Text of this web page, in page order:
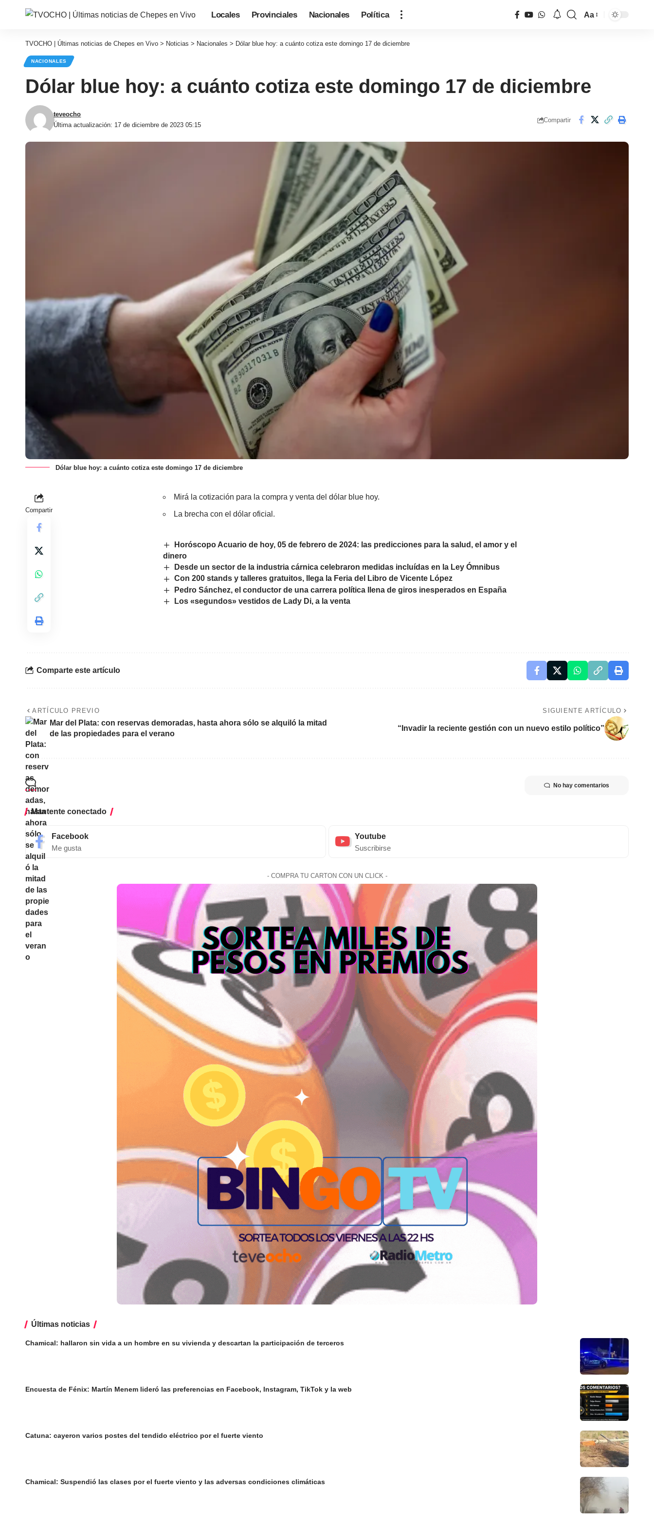
Locales Provinciales Nacionales Política Aa
TVOCHO | Últimas noticias de Chepes en Vivo > Noticias > Nacionales > Dólar blue hoy: a cuánto cotiza este domingo 17 de diciembre
NACIONALES
Dólar blue hoy: a cuánto cotiza este domingo 17 de diciembre
Última actualización: 17 de diciembre de 2023 05:15
teveocho
Compartir
Dólar blue hoy: a cuánto cotiza este domingo 17 de diciembre
Compartir
Mirá la cotización para la compra y venta del dólar blue hoy.
La brecha con el dólar oficial.
Horóscopo Acuario de hoy, 05 de febrero de 2024: las predicciones para la salud, el amor y el
dinero
Desde un sector de la industria cárnica celebraron medidas incluídas en la Ley Ómnibus
Con 200 stands y talleres gratuitos, llega la Feria del Libro de Vicente López
Pedro Sánchez, el conductor de una carrera política llena de giros inesperados en España
Los «segundos» vestidos de Lady Di, a la venta
Comparte este artículo
ARTÍCULO PREVIO
Mar del Plata: con reservas demoradas, hasta ahora sólo se alquiló la mitad
de las propiedades para el verano
SIGUIENTE ARTÍCULO
“Invadir la reciente gestión con un nuevo estilo político”
No hay comentarios
Mantente conectado
Facebook
Me gusta
Youtube
Suscribirse
- COMPRA TU CARTON CON UN CLICK -
Últimas noticias
Chamical: hallaron sin vida a un hombre en su vivienda y descartan la participación de terceros
Encuesta de Fénix: Martín Menem lideró las preferencias en Facebook, Instagram, TikTok y la web
Catuna: cayeron varios postes del tendido eléctrico por el fuerte viento
Chamical: Suspendió las clases por el fuerte viento y las adversas condiciones climáticas